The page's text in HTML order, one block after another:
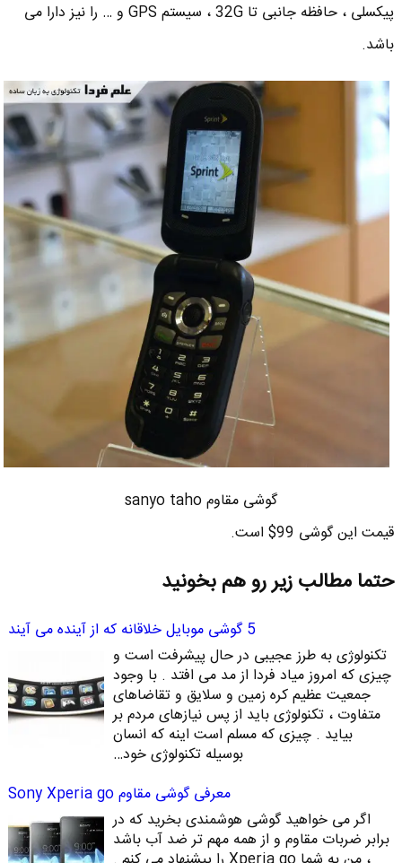
پیکسلی ، حافظه جانبی تا 32G ، سیستم GPS و … را نیز دارا می
باشد.
گوشی مقاوم sanyo taho
قیمت این گوشی 99$ است.
حتما مطالب زیر رو هم بخونید
5 گوشی موبایل خلاقانه که از آینده می آیند
تکنولوژی به طرز عجیبی در حال پیشرفت است و
چیزی که امروز میاد فردا از مد می افتد . با وجود
جمعیت عظیم کره زمین و سلایق و تقاضاهای
متفاوت ، تکنولوژی باید از پس نیازهای مردم بر
بیاید . چیزی که مسلم است اینه که انسان
بوسیله تکنولوژی خود…
معرفی گوشی مقاوم Sony Xperia go
اگر می خواهید گوشی هوشمندی بخرید که در
برابر ضربات مقاوم و از همه مهم تر ضد آب باشد